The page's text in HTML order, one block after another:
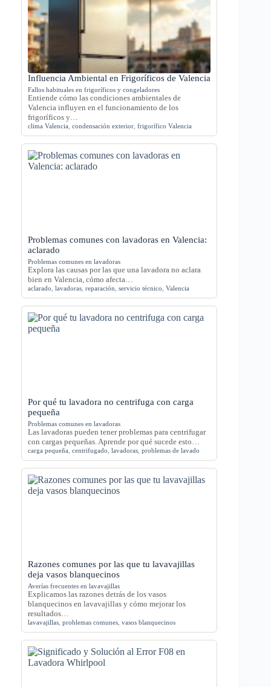
Influencia Ambiental en Frigoríficos de Valencia
Fallos habituales en frigoríficos y congeladores
Entiende cómo las condiciones ambientales de
Valencia influyen en el funcionamiento de los
frigoríficos y…
clima Valencia condensación exterior frigorífico Valencia
Problemas comunes con lavadoras en Valencia:
aclarado
Problemas comunes en lavadoras
Explora las causas por las que una lavadora no aclara
bien en Valencia, cómo afecta…
aclarado lavadoras reparación servicio técnico Valencia
Por qué tu lavadora no centrifuga con carga
pequeña
Problemas comunes en lavadoras
Las lavadoras pueden tener problemas para centrifugar
con cargas pequeñas. Aprende por qué sucede esto…
carga pequeña centrifugado lavadoras problemas de lavado
Razones comunes por las que tu lavavajillas
deja vasos blanquecinos
Averías frecuentes en lavavajillas
Explicamos las razones detrás de los vasos
blanquecinos en lavavajillas y cómo mejorar los
resultados…
lavavajillas problemas comunes vasos blanquecinos